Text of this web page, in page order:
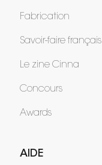
Fabrication
Savoir-faire français
Le zine Cinna
Concours
Awards
AIDE